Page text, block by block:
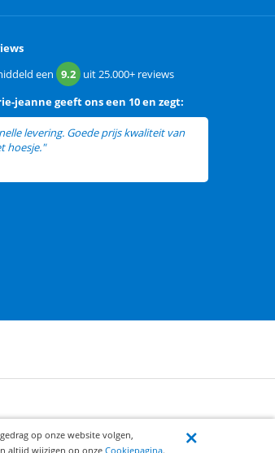
een 9.2 uit25.000+ reviews
jeannegeeft ons een 10 en zegt:
levering. Goede prijs kwaliteit van
hoesje."
op onze website volgen,
altijd wijzigen op onze Cookiepagina.